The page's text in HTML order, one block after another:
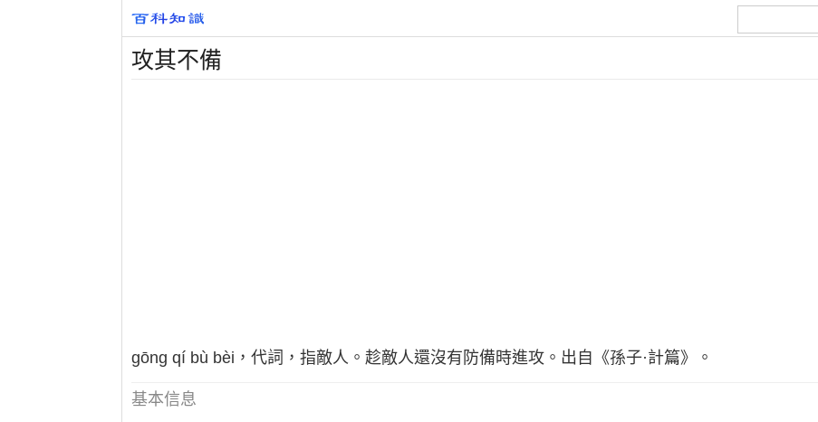
攻其不備
gōng qí bù bèi，代詞，指敵人。趁敵人還沒有防備時進攻。出自《孫子·計篇》。
基本信息